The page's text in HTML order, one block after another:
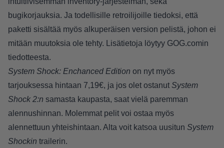
bugikorjauksia. Ja todellisille retroilijoille tiedoksi, että
paketti sisältää myös alkuperäisen version pelistä, johon ei
mitään muutoksia ole tehty. Lisätietoja löytyy GOG.comin
tiedotteesta.
System Shock: Enchanced Edition on nyt myös
tarjouksessa hintaan 7,19€, ja jos olet ostanut System
Shock 2:n samasta kaupasta, saat vielä paremman
alennushinnan. Molemmat pelit voi ostaa myös
alennettuun yhteishintaan. Alta voit katsoa uusitun System
Shockin trailerin.